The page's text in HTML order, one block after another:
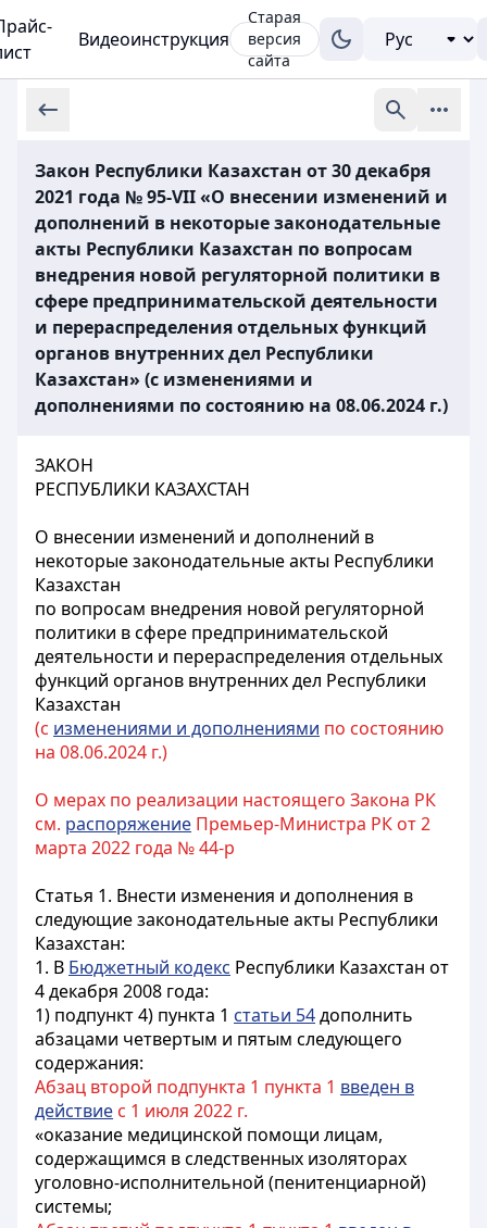
Видеоинструкция
Старая
версия
сайта
Закон Республики Казахстан от 30 декабря
2021 года № 95-VII «О внесении изменений и
дополнений в некоторые законодательные
акты Республики Казахстан по вопросам
внедрения новой регуляторной политики в
сфере предпринимательской деятельности
и перераспределения отдельных функций
органов внутренних дел Республики
Казахстан» (с изменениями и
дополнениями по состоянию на 08.06.2024 г.)
ЗАКОН
РЕСПУБЛИКИ КАЗАХСТАН
О внесении изменений и дополнений в
некоторые законодательные акты Республики
Казахстан
по вопросам внедрения новой регуляторной
политики в сфере предпринимательской
деятельности и перераспределения отдельных
функций органов внутренних дел Республики
Казахстан
(с изменениями и дополнениями по состоянию
на 08.06.2024 г.)
О мерах по реализации настоящего Закона РК
см. распоряжение Премьер-Министра РК от 2
марта 2022 года № 44-р
Статья 1. Внести изменения и дополнения в
следующие законодательные акты Республики
Казахстан:
1. В Бюджетный кодекс Республики Казахстан от
4 декабря 2008 года:
1) подпункт 4) пункта 1 статьи 54дополнить
абзацами четвертым и пятым следующего
содержания:
Абзац второй подпункта 1 пункта 1 введен в
действие с 1 июля 2022 г.
«оказание медицинской помощи лицам,
содержащимся в следственных изоляторах
уголовно-исполнительной (пенитенциарной)
системы;